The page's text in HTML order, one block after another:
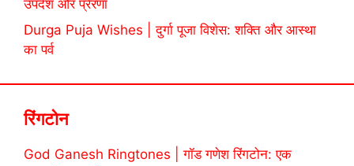
उपदेश और प्रेरणा
Durga Puja Wishes | दुर्गा पूजा विशेस: शक्ति और आस्था
का पर्व
रिंगटोन
God Ganesh Ringtones | गॉड गणेश रिंगटोन: एक